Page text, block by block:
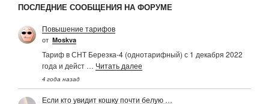
ПОСЛЕДНИЕ СООБЩЕНИЯ НА ФОРУМЕ
Повышение тарифов
от Moskva
Тариф в СНТ Березка-4 (однотарифный) с 1 декабря 2022
года и дейст … Читать далее
4 года назад
Если кто увидит кошку почти белую …